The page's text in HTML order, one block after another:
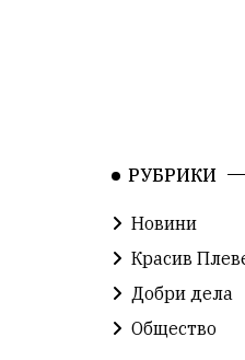
РУБРИКИ
Новини
Красив
Добри дела
Общество